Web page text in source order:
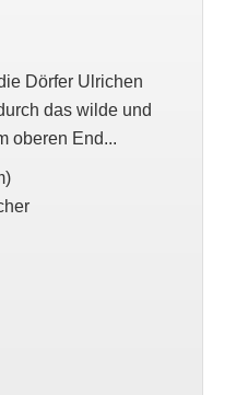
Dörfer Ulrichen
das wilde und
oberen End...